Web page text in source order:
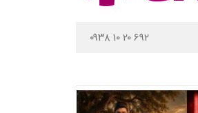
۰۹۳۸ ۱۰ ۲۰ ۶۹۲